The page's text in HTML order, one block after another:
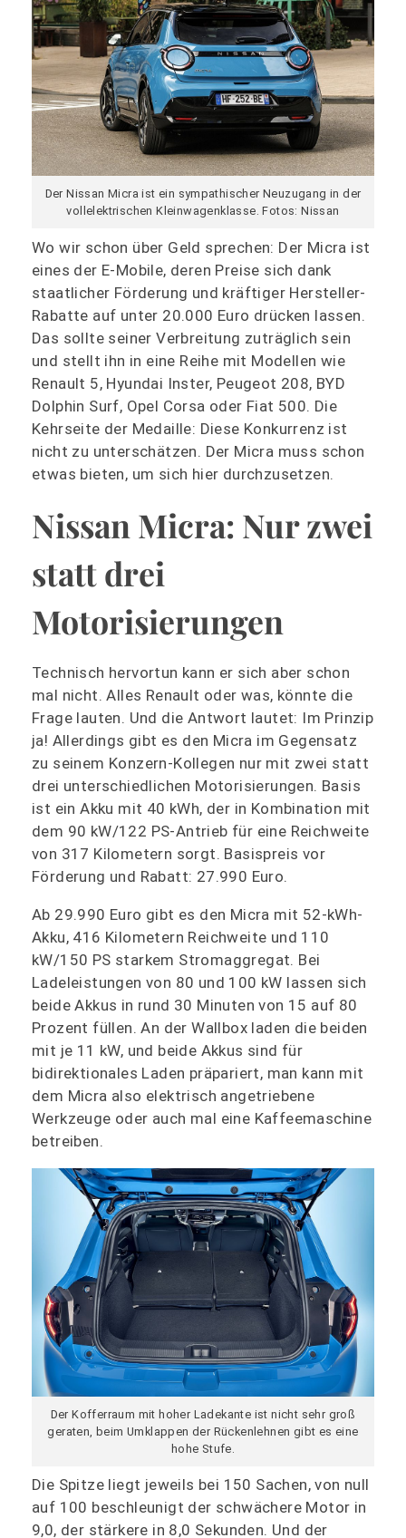
Der Nissan Micra ist ein sympathischer Neuzugang in der
vollelektrischen Kleinwagenklasse. Fotos: Nissan
Wo wir schon über Geld sprechen: Der Micra ist
eines der E-Mobile, deren Preise sich dank
staatlicher Förderung und kräftiger Hersteller-
Rabatte auf unter 20.000 Euro drücken lassen.
Das sollte seiner Verbreitung zuträglich sein
und stellt ihn in eine Reihe mit Modellen wie
Renault 5, Hyundai Inster, Peugeot 208, BYD
Dolphin Surf, Opel Corsa oder Fiat 500. Die
Kehrseite der Medaille: Diese Konkurrenz ist
nicht zu unterschätzen. Der Micra muss schon
etwas bieten, um sich hier durchzusetzen.
Nissan Micra: Nur zwei
statt drei
Motorisierungen
Technisch hervortun kann er sich aber schon
mal nicht. Alles Renault oder was, könnte die
Frage lauten. Und die Antwort lautet: Im Prinzip
ja! Allerdings gibt es den Micra im Gegensatz
zu seinem Konzern-Kollegen nur mit zwei statt
drei unterschiedlichen Motorisierungen. Basis
ist ein Akku mit 40 kWh, der in Kombination mit
dem 90 kW/122 PS-Antrieb für eine Reichweite
von 317 Kilometern sorgt. Basispreis vor
Förderung und Rabatt: 27.990 Euro.
Ab 29.990 Euro gibt es den Micra mit 52-kWh-
Akku, 416 Kilometern Reichweite und 110
kW/150 PS starkem Stromaggregat. Bei
Ladeleistungen von 80 und 100 kW lassen sich
beide Akkus in rund 30 Minuten von 15 auf 80
Prozent füllen. An der Wallbox laden die beiden
mit je 11 kW, und beide Akkus sind für
bidirektionales Laden präpariert, man kann mit
dem Micra also elektrisch angetriebene
Werkzeuge oder auch mal eine Kaffeemaschine
betreiben.
Der Kofferraum mit hoher Ladekante ist nicht sehr groß
geraten, beim Umklappen der Rückenlehnen gibt es eine
hohe Stufe.
Die Spitze liegt jeweils bei 150 Sachen, von null
auf 100 beschleunigt der schwächere Motor in
9,0, der stärkere in 8,0 Sekunden. Und der